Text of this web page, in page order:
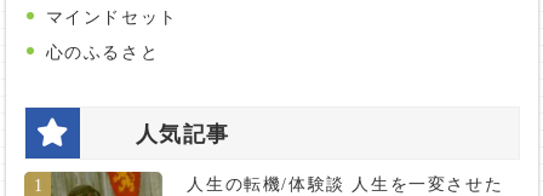
マインドセット
心のふるさと
人気記事
1
人生の転機/体験談 人生を一変させた